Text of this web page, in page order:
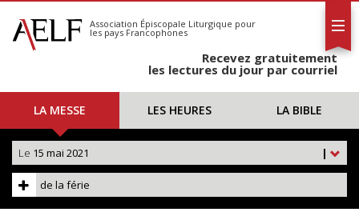
S'abonner
Calendrier
Association Épiscopale Liturgique pour
les pays Francophones
Recevez gratuitement
les lectures du jour par courriel
LA MESSE LES HEURES LA BIBLE
|
Le 15 mai 2021
de la férie